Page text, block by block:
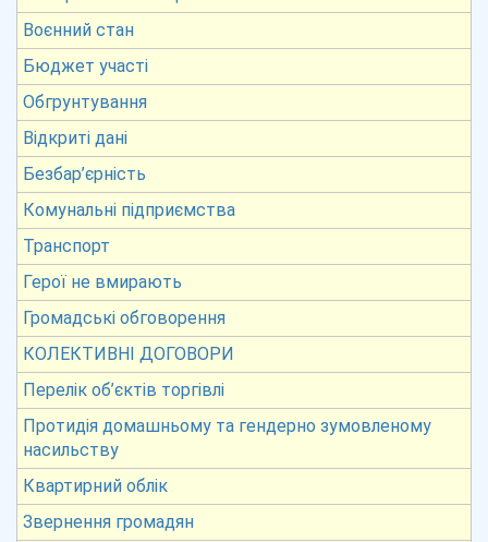
Воєнний стан
Бюджет участі
Обгрунтування
Відкриті дані
Безбар’єрність
Комунальні підприємства
Транспорт
Герої не вмирають
Громадські обговорення
КОЛЕКТИВНІ ДОГОВОРИ
Перелік об’єктів торгівлі
Протидія домашньому та гендерно зумовленому
насильству
Квартирний облік
Звернення громадян